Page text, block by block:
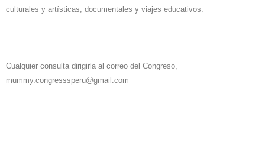
culturales y artísticas, documentales y viajes educativos.
Cualquier consulta dirigirla al correo del Congreso,
mummy.congresssperu@gmail.com